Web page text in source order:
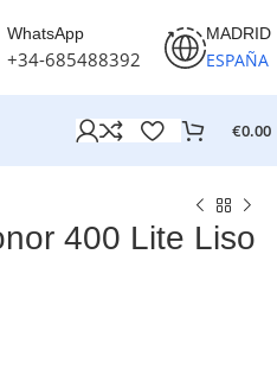
WhatsApp
+34-685488392
MADRID
ESPAÑA
€0.00
400 Lite Liso